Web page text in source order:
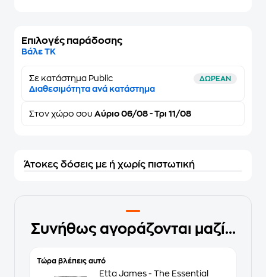
Επιλογές παράδοσης
Βάλε ΤΚ
Σε κατάστημα Public ΔΩΡΕΑΝ
Διαθεσιμότητα ανά κατάστημα
Στον χώρο σου Αύριο 06/08 - Τρι 11/08
Άτοκες δόσεις με ή χωρίς πιστωτική
Συνήθως αγοράζονται μαζί...
Τώρα βλέπεις αυτό
Etta James - The Essential